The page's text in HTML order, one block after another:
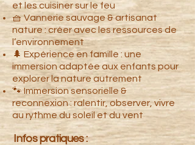
et les cuisiner sur le feu
🧺 Vannerie sauvage & artisanat
nature : créer avec les ressources de
l’environnement
🌲 Expérience en famille : une
immersion adaptée aux enfants pour
explorer la nature autrement
🐾 Immersion sensorielle &
reconnexion : ralentir, observer, vivre
au rythme du soleil et du vent
Infos pratiques :